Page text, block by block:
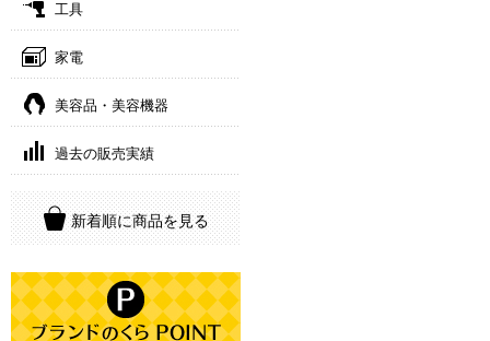
工具
家電
美容品・美容機器
過去の販売実績
新着順に商品を見る